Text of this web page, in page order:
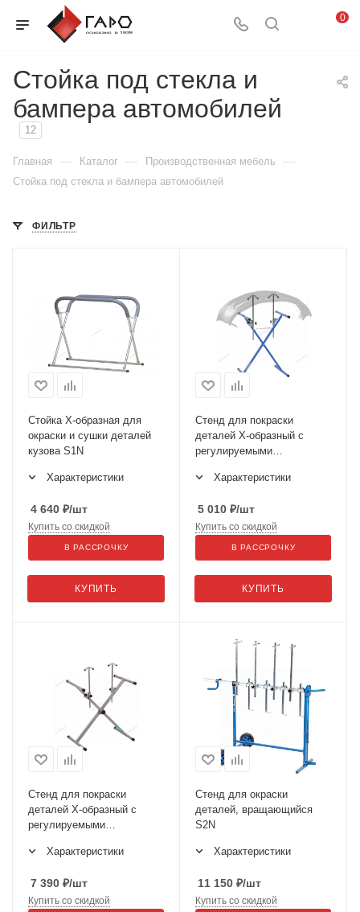
0
Стойка под стекла и
бампера автомобилей
12
Главная — Каталог — Производственная мебель —
Стойка под стекла и бампера автомобилей
ФИЛЬТР
Стойка Х-образная для
окраски и сушки деталей
кузова S1N
Характеристики
4 640 ₽/шт
КУПИТЬ
Купить со скидкой
В РАССРОЧКУ
Стенд для покраски
деталей Х-образный с
регулируемыми
Характеристики
5 010 ₽/шт
КУПИТЬ
Купить со скидкой
В РАССРОЧКУ
Стенд для покраски
деталей Х-образный с
регулируемыми
Характеристики
7 390 ₽/шт
Купить со скидкой
Стенд для окраски
деталей, вращающийся
S2N
Характеристики
11 150 ₽/шт
Купить со скидкой